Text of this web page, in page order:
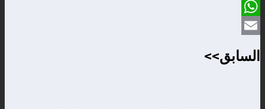
Twitter
WhatsApp
السابق>>